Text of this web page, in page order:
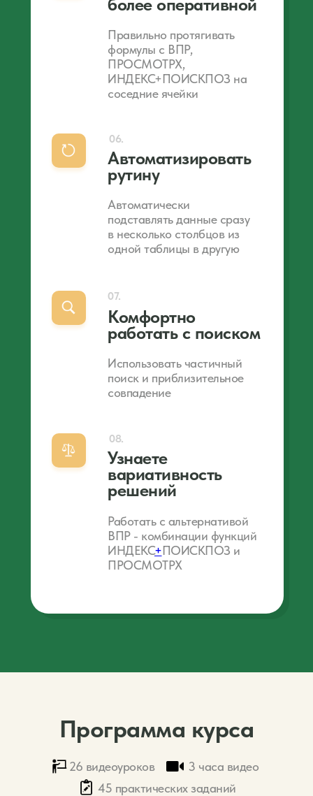
Правильно протягивать
формулы с ВПР,
ПРОСМОТРХ,
ИНДЕКС+ПОИСКПОЗ на
соседние ячейки
более оперативной
Автоматически
подставлять данные сразу
в несколько столбцов из
одной таблицы в другую
06.
Автоматизировать
рутину
Использовать частичный
поиск и приблизительное
совпадение
07.
Комфортно
работать с поиском
Работать с альтернативой
ВПР - комбинации функций
ИНДЕКС+ПОИСКПОЗ и
ПРОСМОТРХ
08.
Узнаете
вариативность
решений
45 практических заданий
3 часа видео
26 видеоуроков
Программа курса